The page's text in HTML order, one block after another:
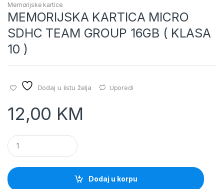
Memorijske kartice
MEMORIJSKA KARTICA MICRO
SDHC TEAM GROUP 16GB ( KLASA
10 )
Dodaj u listu želja Uporedi
12,00 KM
Q
u
a
t
i
Dodaj u korpu